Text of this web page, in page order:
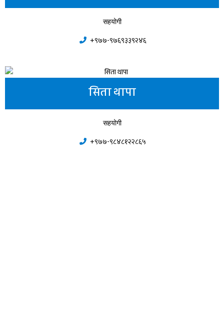
सहयोगी
+९७७-९७६९३३९२४६
सिता थापा
सहयोगी
+९७७-९८४८१२२८६५